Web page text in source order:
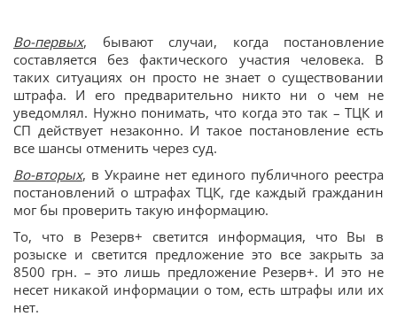
Во-первых, бывают случаи, когда постановление
составляется без фактического участия человека. В
таких ситуациях он просто не знает о существовании
штрафа. И его предварительно никто ни о чем не
уведомлял. Нужно понимать, что когда это так – ТЦК и
СП действует незаконно. И такое постановление есть
все шансы отменить через суд.
Во-вторых, в Украине нет единого публичного реестра
постановлений о штрафах ТЦК, где каждый гражданин
мог бы проверить такую информацию.
То, что в Резерв+ светится информация, что Вы в
розыске и светится предложение это все закрыть за
8500 грн. – это лишь предложение Резерв+. И это не
несет никакой информации о том, есть штрафы или их
нет.